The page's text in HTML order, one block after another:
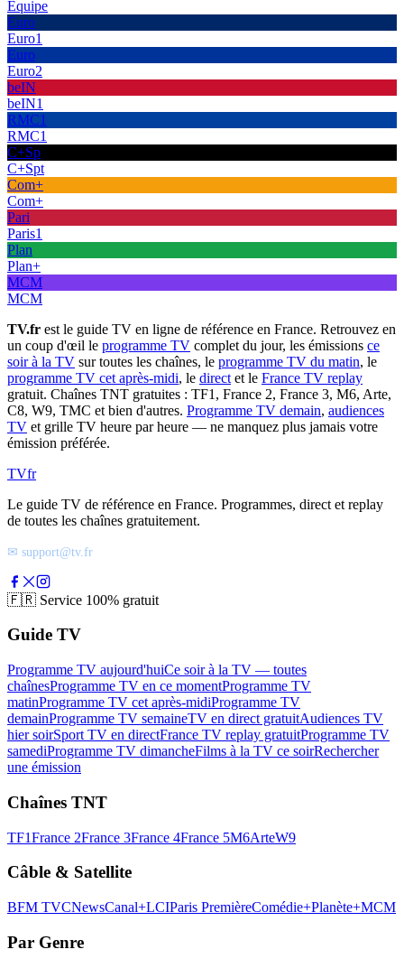
Équipe
Euro
Euro1
Euro
Euro2
beIN
beIN1
RMC1
RMC1
C+Sp
C+Spt
Com+
Com+
Pari
Paris1
Plan
Plan+
MCM
MCM
TV.fr est le guide TV en ligne de référence en France. Retrouvez en
un coup d'œil le programme TV complet du jour, les émissions ce
soir à la TV sur toutes les chaînes, le programme TV du matin, le
programme TV cet après-midi, le direct et le France TV replay
gratuit. Chaînes TNT gratuites : TF1, France 2, France 3, M6, Arte,
C8, W9, TMC et bien d'autres. Programme TV demain, audiences
TV et grille TV heure par heure — ne manquez plus jamais votre
émission préférée.
TVfr
Le guide TV de référence en France. Programmes, direct et replay
de toutes les chaînes gratuitement.
✉ support@tv.fr
🇫🇷 Service 100% gratuit
Guide TV
Programme TV aujourd'huiCe soir à la TV — toutes
chaînesProgramme TV en ce momentProgramme TV
matinProgramme TV cet après-midiProgramme TV
demainProgramme TV semaineTV en direct gratuitAudiences TV
hier soirSport TV en directFrance TV replay gratuitProgramme TV
samediProgramme TV dimancheFilms à la TV ce soirRechercher
une émission
Chaînes TNT
TF1France 2France 3France 4France 5M6ArteW9
Câble & Satellite
BFM TVCNewsCanal+LCIParis PremièreComédie+Planète+MCM
Par Genre